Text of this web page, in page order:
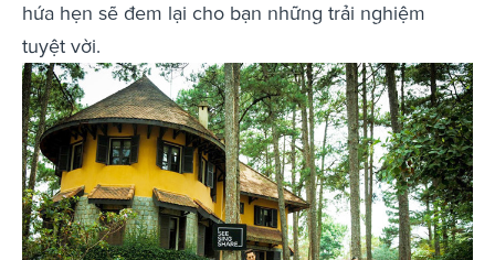
hứa hẹn sẽ đem lại cho bạn những trải nghiệm
tuyệt vời.